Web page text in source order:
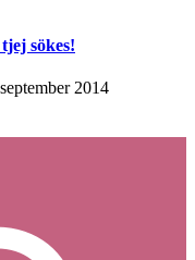
sökes!
2014